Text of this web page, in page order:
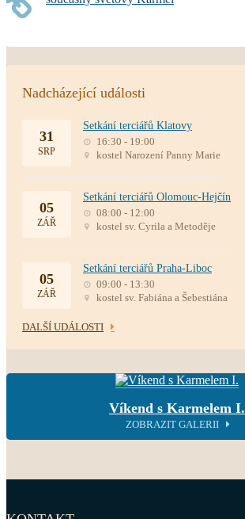
Nadcházející události
31
SRP
Setkání terciářů Klatovy
16:30 - 19:00
kostel Narození Panny Marie
05
ZÁŘ
Setkání terciářů Olomouc-Hejčín
08:00 - 12:00
kostel sv. Cyrila a Metoděje
05
ZÁŘ
Setkání terciářů Praha-Liboc
09:00 - 13:30
kostel sv. Fabiána a Šebestiána
DALŠÍ UDÁLOSTI
Víkend s Karmelem I.
ZOBRAZIT GALERII